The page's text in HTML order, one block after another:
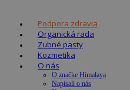
Podpora zdravia
Organická rada
Zubné pasty
Kozmetika
O nás
O značke Himalaya
Napísali o nás